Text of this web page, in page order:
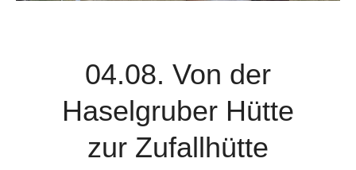
04.08. Von der
Haselgruber Hütte
zur Zufallhütte